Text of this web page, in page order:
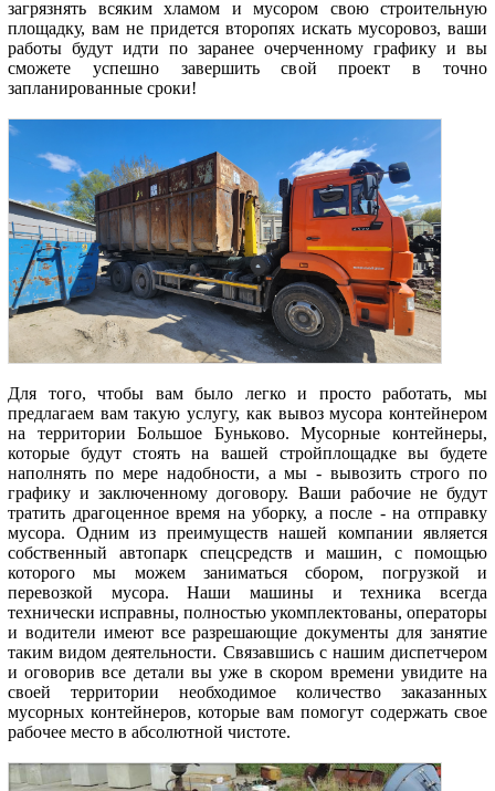
загрязнять всяким хламом и мусором свою строительную
площадку, вам не придется второпях искать мусоровоз, ваши
работы будут идти по заранее очерченному графику и вы
сможете успешно завершить свой проект в точно
запланированные сроки!
Для того, чтобы вам было легко и просто работать, мы
предлагаем вам такую услугу, как вывоз мусора контейнером
на территории Большое Буньково. Мусорные контейнеры,
которые будут стоять на вашей стройплощадке вы будете
наполнять по мере надобности, а мы - вывозить строго по
графику и заключенному договору. Ваши рабочие не будут
тратить драгоценное время на уборку, а после - на отправку
мусора. Одним из преимуществ нашей компании является
собственный автопарк спецсредств и машин, с помощью
которого мы можем заниматься сбором, погрузкой и
перевозкой мусора. Наши машины и техника всегда
технически исправны, полностью укомплектованы, операторы
и водители имеют все разрешающие документы для занятие
таким видом деятельности. Связавшись с нашим диспетчером
и оговорив все детали вы уже в скором времени увидите на
своей территории необходимое количество заказанных
мусорных контейнеров, которые вам помогут содержать свое
рабочее место в абсолютной чистоте.